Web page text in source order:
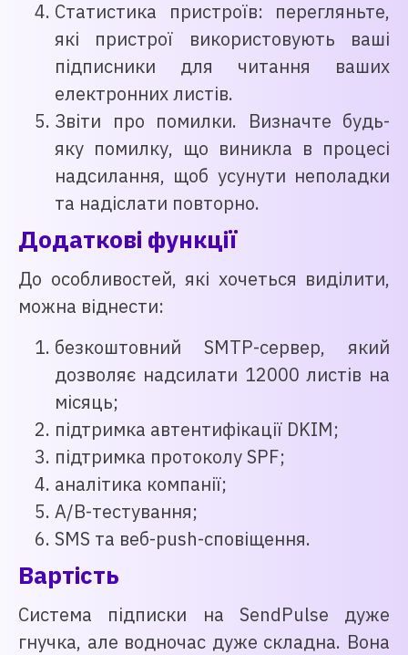
Статистика пристроїв: перегляньте,
які пристрої використовують ваші
підписники для читання ваших
електронних листів.
Звіти про помилки. Визначте будь-
яку помилку, що виникла в процесі
надсилання, щоб усунути неполадки
та надіслати повторно.
Додаткові функції
До особливостей, які хочеться виділити,
можна віднести:
безкоштовний SMTP-сервер, який
дозволяє надсилати 12000 листів на
місяць;
підтримка автентифікації DKIM;
підтримка протоколу SPF;
аналітика компанії;
A/B-тестування;
SMS та веб-push-сповіщення.
Вартість
Система підписки на SendPulse дуже
гнучка, але водночас дуже складна. Вона